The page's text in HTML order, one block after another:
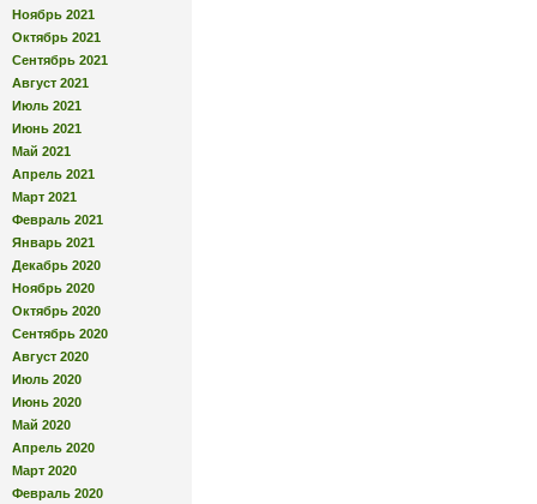
Ноябрь 2021
Октябрь 2021
Сентябрь 2021
Август 2021
Июль 2021
Июнь 2021
Май 2021
Апрель 2021
Март 2021
Февраль 2021
Январь 2021
Декабрь 2020
Ноябрь 2020
Октябрь 2020
Сентябрь 2020
Август 2020
Июль 2020
Июнь 2020
Май 2020
Апрель 2020
Март 2020
Февраль 2020